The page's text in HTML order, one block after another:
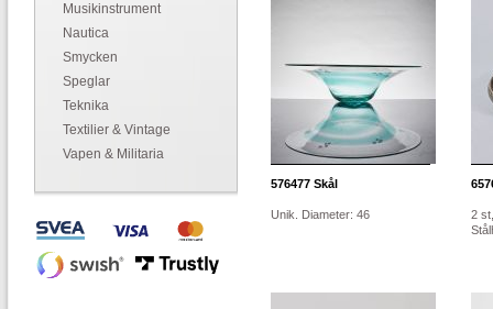
Musikinstrument
Nautica
Smycken
Speglar
Teknika
Textilier & Vintage
Vapen & Militaria
576477 Skål
Unik. Diameter: 46
2